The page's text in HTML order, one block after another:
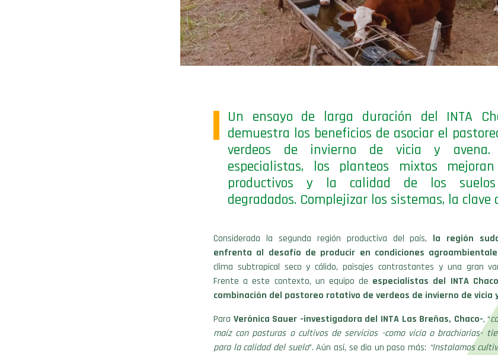
Un ensayo de larga duración del INTA
demuestra los beneficios de asociar el
verdeos de invierno de vicia y avena.
especialistas, los planteos mixtos
productivos y la calidad de los
degradados. Complejizar los sistemas, la clave
Considerada la segunda región productiva del país, la región
enfrenta al desafío de producir en condiciones
clima subtropical seco y cálido, paisajes contrastantes y una gran
Frente a este contexto, un equipo de especialistas del INTA
combinación del pastoreo rotativo de verdeos de invierno de vicia
Para Verónica Sauer -investigadora del INTA Las Breñas, Chaco-, “
maíz con pasturas o cultivos de servicios -como vicia o brachiarias-
para la calidad del suelo”. Aún así, se dio un paso más: “Instalamos